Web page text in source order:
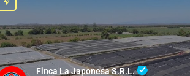
Finca La Japonesa S.R.L.